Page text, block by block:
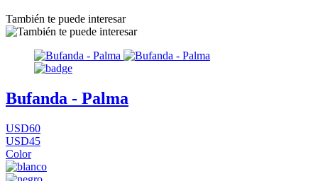
También te puede interesar
Bufanda - Palma
USD60
USD45
Color